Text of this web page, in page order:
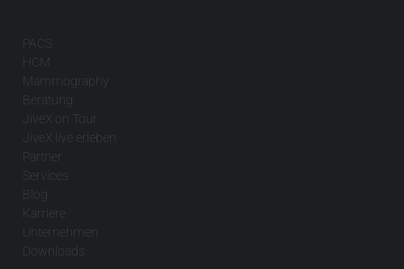
PACS
HCM
Mammography
Beratung
JiveX on Tour
JiveX live erleben
Partner
Services
Blog
Karriere
Unternehmen
Downloads